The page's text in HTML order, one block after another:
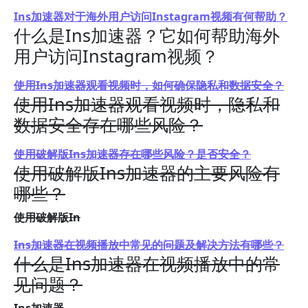
Ins加速器对于海外用户访问Instagram视频有何帮助？
什么是Ins加速器？它如何帮助海外
用户访问Instagram视频？
使用Ins加速器观看视频时，如何确保隐私和数据安全？
使用Ins加速器观看视频时，隐私和
数据安全存在哪些风险？
使用破解版Ins加速器存在哪些风险？是否安全？
使用破解版Ins加速器的主要风险有
哪些？
使用破解版In
Ins加速器在视频播放中常见的问题及解决方法有哪些？
什么是Ins加速器在视频播放中的常
见问题？